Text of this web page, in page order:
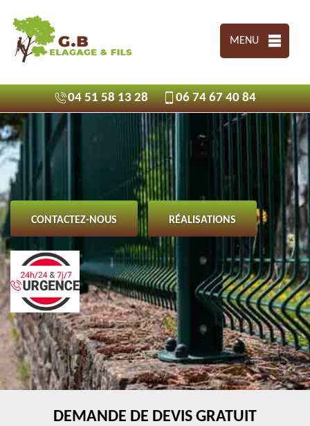
MENU
04 51 58 13 28 06 74 67 40 84
CONTACTEZ-NOUS RÉALISATIONS
DEMANDE DE DEVIS GRATUIT